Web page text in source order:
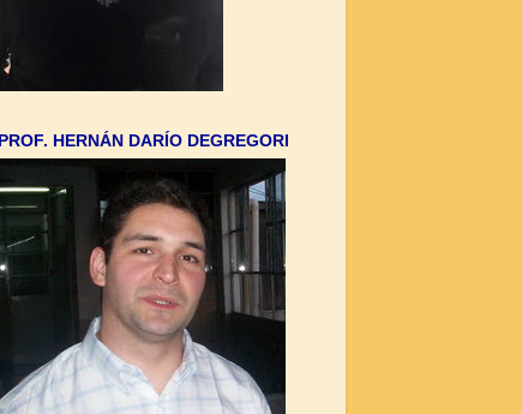
PROF. HERNÁN DARÍO DEGREGORI